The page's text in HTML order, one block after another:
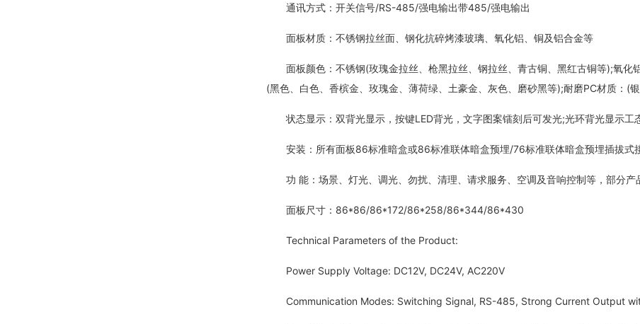
通讯方式：开关信号/RS-485/强电输出带485/强电输出
面板材质：不锈钢拉丝面、钢化抗碎烤漆玻璃、氧化铝、铜及铝合金等
面板颜色：不锈钢(玫瑰金拉丝、枪黑拉丝、钢拉丝、青古铜、黑红古铜等);氧化
(黑色、白色、香槟金、玫瑰金、薄荷绿、土豪金、灰色、磨砂黑等);耐磨PC材质：(
状态显示：双背光显示，按键LED背光，文字图案镭刻后可发光;光环背光显示工
安装：所有面板86标准暗盒或86标准联体暗盒预埋/76标准联体暗盒预埋插拔式
功 能：场景、灯光、调光、勿扰、清理、请求服务、空调及音响控制等，部分产
面板尺寸：86*86/86*172/86*258/86*344/86*430
Technical Parameters of the Product:
Power Supply Voltage: DC12V, DC24V, AC220V
Communication Modes: Switching Signal, RS-485, Strong Current Output